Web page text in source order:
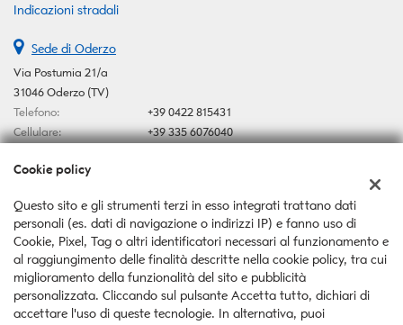
Indicazioni stradali
Sede di Oderzo
Via Postumia 21/a
31046 Oderzo (TV)
Telefono:
+39 0422 815431
Cellulare:
+39 335 6076040
Indicazioni stradali
Dati fiscali:
Auto Serafin Snc
Via Postumia 21/a, Oderzo (TV)
C.F/P.IVA:03546370267
Registro delle imprese:TV
Cookie policy
Questo sito e gli strumenti terzi in esso integrati trattano dati
personali (es. dati di navigazione o indirizzi IP) e fanno uso di
Cookie, Pixel, Tag o altri identificatori necessari al funzionamento e
al raggiungimento delle finalità descritte nella cookie policy, tra cui
miglioramento della funzionalità del sito e pubblicità
personalizzata. Cliccando sul pulsante Accetta tutto, dichiari di
accettare l'uso di queste tecnologie. In alternativa, puoi